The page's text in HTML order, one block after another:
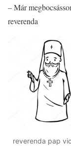
– Már
reverenda
reverenda pap